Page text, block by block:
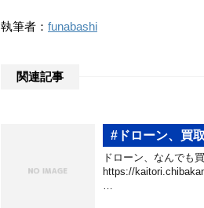
執筆者： funabashi
関連記事
#ドローン、買
ドローン、なんでも
https://
…